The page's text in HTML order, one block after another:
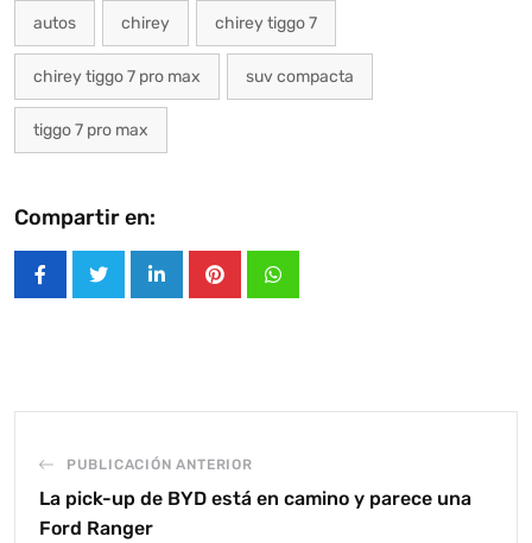
autos chirey chirey tiggo 7
chirey tiggo 7 pro max suv compacta
tiggo 7 pro max
Compartir en:
LinkedInPinterestWhatsapp
PUBLICACIÓN ANTERIOR
La pick-up de BYD está en camino y parece una
Ford Ranger